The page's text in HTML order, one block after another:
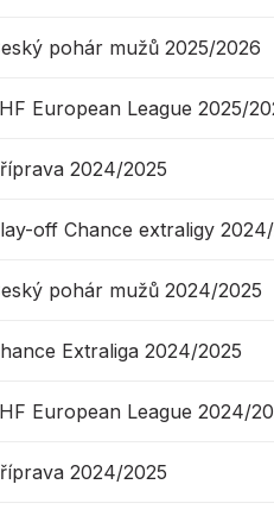
pohár mužů 2025/2026
European League 2025/
2024/2025
off Chance extraligy
pohár mužů 2024/2025
Extraliga 2024/2025
European League 2024/
2024/2025